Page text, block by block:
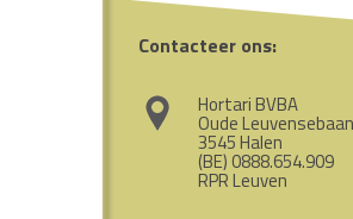
Contacteer ons:
Hortari BVBA
Oude
3545 Halen
(BE) 0888.654.909
RPR Leuven